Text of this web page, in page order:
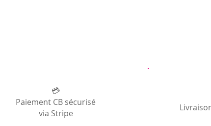
💳
Paiement CB sécurisé
via Stripe